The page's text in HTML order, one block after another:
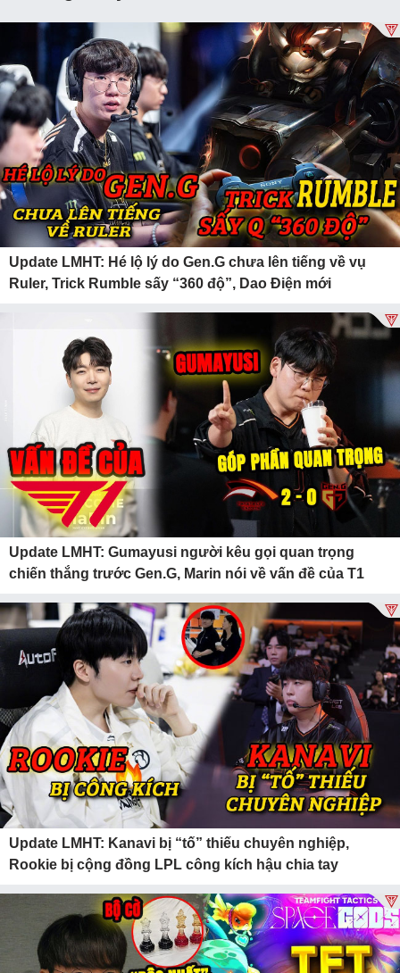
Update LMHT: Hé lộ lý do Gen.G chưa lên tiếng về vụ
Ruler, Trick Rumble sấy “360 độ”, Dao Điện mới
Update LMHT: Gumayusi người kêu gọi quan trọng
chiến thắng trước Gen.G, Marin nói về vấn đề của T1
Update LMHT: Kanavi bị “tố” thiếu chuyên nghiệp,
Rookie bị cộng đồng LPL công kích hậu chia tay